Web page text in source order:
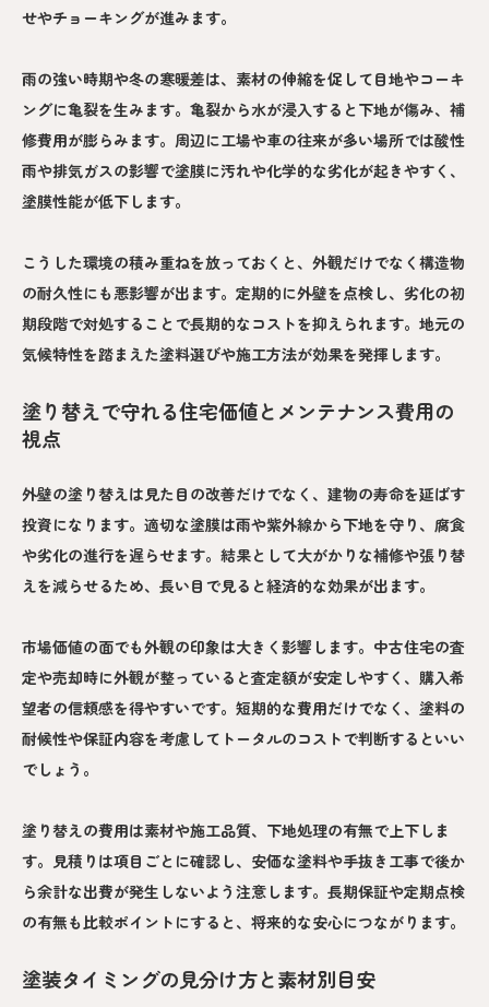
せやチョーキングが進みます。
雨の強い時期や冬の寒暖差は、素材の伸縮を促して目地やコーキ
ングに亀裂を生みます。亀裂から水が浸入すると下地が傷み、補
修費用が膨らみます。周辺に工場や車の往来が多い場所では酸性
雨や排気ガスの影響で塗膜に汚れや化学的な劣化が起きやすく、
塗膜性能が低下します。
こうした環境の積み重ねを放っておくと、外観だけでなく構造物
の耐久性にも悪影響が出ます。定期的に外壁を点検し、劣化の初
期段階で対処することで長期的なコストを抑えられます。地元の
気候特性を踏まえた塗料選びや施工方法が効果を発揮します。
塗り替えで守れる住宅価値とメンテナンス費用の
視点
外壁の塗り替えは見た目の改善だけでなく、建物の寿命を延ばす
投資になります。適切な塗膜は雨や紫外線から下地を守り、腐食
や劣化の進行を遅らせます。結果として大がかりな補修や張り替
えを減らせるため、長い目で見ると経済的な効果が出ます。
市場価値の面でも外観の印象は大きく影響します。中古住宅の査
定や売却時に外観が整っていると査定額が安定しやすく、購入希
望者の信頼感を得やすいです。短期的な費用だけでなく、塗料の
耐候性や保証内容を考慮してトータルのコストで判断するといい
でしょう。
塗り替えの費用は素材や施工品質、下地処理の有無で上下しま
す。見積りは項目ごとに確認し、安価な塗料や手抜き工事で後か
ら余計な出費が発生しないよう注意します。長期保証や定期点検
の有無も比較ポイントにすると、将来的な安心につながります。
塗装タイミングの見分け方と素材別目安